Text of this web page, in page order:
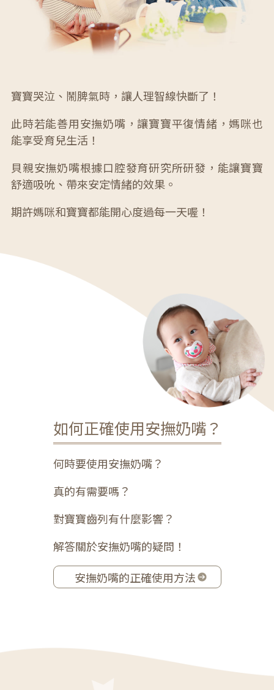
寶寶哭泣、鬧脾氣時，讓人理智線快斷了！
此時若能善用安撫奶嘴，讓寶寶平復情緒，媽咪也
能享受育兒生活！
貝親安撫奶嘴根據口腔發育研究所研發，能讓寶寶
舒適吸吮、帶來安定情緒的效果。
期許媽咪和寶寶都能開心度過每一天喔！
如何正確使用安撫奶嘴？
何時要使用安撫奶嘴？
真的有需要嗎？
對寶寶齒列有什麼影響？
解答關於安撫奶嘴的疑問！
安撫奶嘴的正確使用方法